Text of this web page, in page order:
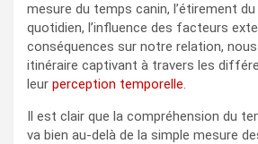
mesure du temps canin, l’étirement
quotidien, l’influence des facteurs
conséquences sur notre relation,
itinéraire captivant à travers les
leur perception temporelle.
Il est clair que la compréhension du
va bien au-delà de la simple mesure